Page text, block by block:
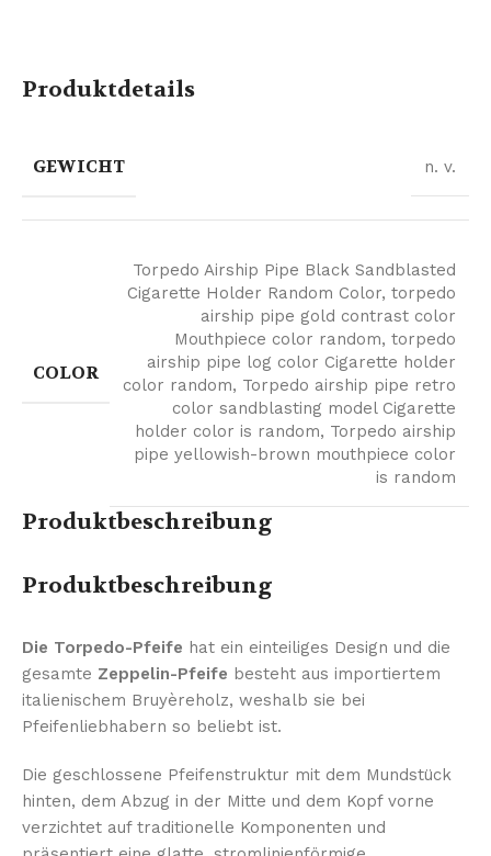
Produktdetails
GEWICHT n. v.
COLOR
Torpedo Airship Pipe Black Sandblasted
Cigarette Holder Random Color, torpedo
airship pipe gold contrast color
Mouthpiece color random, torpedo
airship pipe log color Cigarette holder
color random, Torpedo airship pipe retro
color sandblasting model Cigarette
holder color is random, Torpedo airship
pipe yellowish-brown mouthpiece color
is random
Produktbeschreibung
Produktbeschreibung
Die Torpedo-Pfeife hat ein einteiliges Design und die
gesamte Zeppelin-Pfeife besteht aus importiertem
italienischem Bruyèreholz, weshalb sie bei
Pfeifenliebhabern so beliebt ist.
Die geschlossene Pfeifenstruktur mit dem Mundstück
hinten, dem Abzug in der Mitte und dem Kopf vorne
verzichtet auf traditionelle Komponenten und